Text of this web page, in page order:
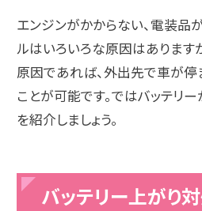
エンジンがかからない、電装品
ルはいろいろな原因はあります
原因であれば、外出先で車が停
ことが可能です。ではバッテリ
を紹介しましょう。
バッテリー上がり